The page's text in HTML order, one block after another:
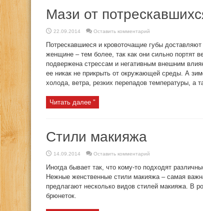
Мази от
22.09.2014 Оставить комментарий
Потрескавшиеся и кровоточащие губы
женщине – тем более, так как они сильно портят
подвержена стрессам и негативным внешним
ее никак не прикрыть от окружающей среды. А
холода, ветра, резких перепадов температуры, а
Читать далее "
Стили макияжа
14.09.2014 Оставить комментарий
Иногда бывает так, что кому-то подходят
Нежные женственные стили макияжа – самая
предлагают несколько видов стилей макияжа. В
брюнеток.